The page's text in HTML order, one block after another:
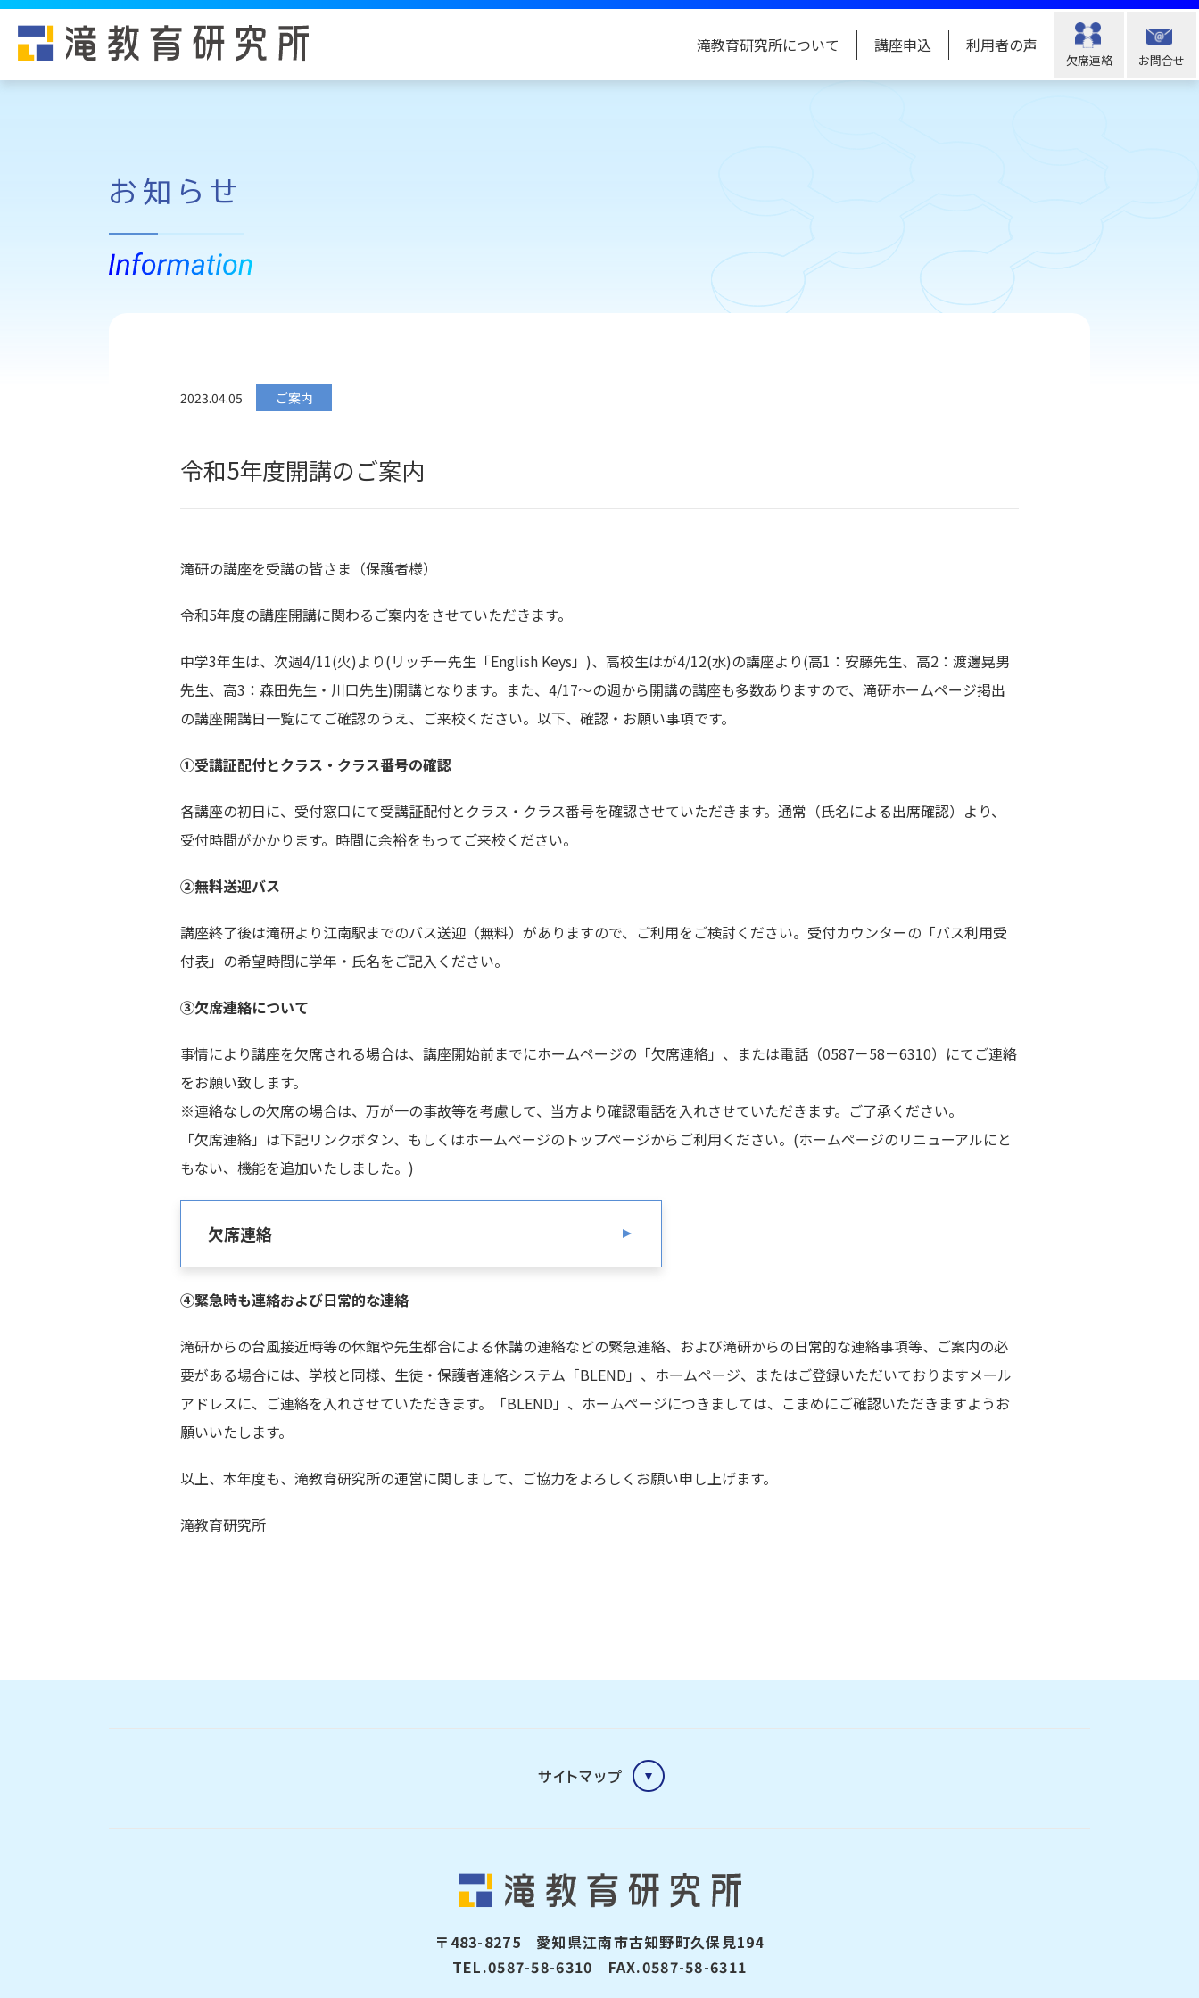
滝教育研究所について 講座申込 利用者の声
欠席連絡 お問合せ
お知らせ
2023.04.05 ご案内
令和5年度開講のご案内
滝研の講座を受講の皆さま（保護者様）
令和5年度の講座開講に関わるご案内をさせていただきます。
中学3年生は、次週4/11(火)より(リッチー先生「English Keys」)、高校生はが4/12(水)の講座より(高1：安藤先生、高2：渡邊晃男
先生、高3：森田先生・川口先生)開講となります。また、4/17～の週から開講の講座も多数ありますので、滝研ホームページ掲出
の講座開講日一覧にてご確認のうえ、ご来校ください。以下、確認・お願い事項です。
①受講証配付とクラス・クラス番号の確認
各講座の初日に、受付窓口にて受講証配付とクラス・クラス番号を確認させていただきます。通常（氏名による出席確認）より、
受付時間がかかります。時間に余裕をもってご来校ください。
②無料送迎バス
講座終了後は滝研より江南駅までのバス送迎（無料）がありますので、ご利用をご検討ください。受付カウンターの「バス利用受
付表」の希望時間に学年・氏名をご記入ください。
③欠席連絡について
事情により講座を欠席される場合は、講座開始前までにホームページの「欠席連絡」、または電話（0587－58－6310）にてご連絡
をお願い致します。
※連絡なしの欠席の場合は、万が一の事故等を考慮して、当方より確認電話を入れさせていただきます。ご了承ください。
「欠席連絡」は下記リンクボタン、もしくはホームページのトップページからご利用ください。(ホームページのリニューアルにと
もない、機能を追加いたしました。)
欠席連絡
④緊急時も連絡および日常的な連絡
滝研からの台風接近時等の休館や先生都合による休講の連絡などの緊急連絡、および滝研からの日常的な連絡事項等、ご案内の必
要がある場合には、学校と同様、生徒・保護者連絡システム「BLEND」、ホームページ、またはご登録いただいておりますメール
アドレスに、ご連絡を入れさせていただきます。「BLEND」、ホームページにつきましては、こまめにご確認いただきますようお
願いいたします。
以上、本年度も、滝教育研究所の運営に関しまして、ご協力をよろしくお願い申し上げます。
滝教育研究所
サイトマップ
〒483-8275 愛知県江南市古知野町久保見194
TEL.0587-58-6310 FAX.0587-58-6311